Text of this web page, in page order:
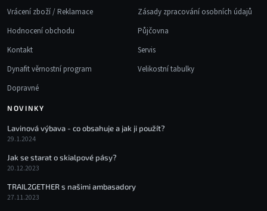
Vrácení zboží / Reklamace
Hodnocení obchodu
Kontakt
Dynafit věrnostní program
Dopravné
Zásady zpracování osobních údajů
Půjčovna
Servis
Velikostní tabulky
NOVINKY
Lavinová výbava - co obsahuje a jak ji použít?
29.1.2024
Jak se starat o skialpové pásy?
20.12.2023
TRAIL2GETHER s našimi ambasadory
27.11.2023